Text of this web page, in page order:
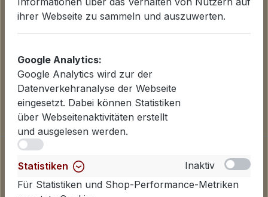
Informationen
Datenschutzerklärung
Lieferinformationen
ihrer Webseite zu sammeln und auszuwerten.
Google Analytics:
Google Analytics wird zur der
Datenverkehranalyse der Webseite
eingesetzt. Dabei können Statistiken
über Webseitenaktivitäten erstellt
und ausgelesen werden.
Statistiken
Inaktiv
Für Statistiken und Shop-Performance-Metriken